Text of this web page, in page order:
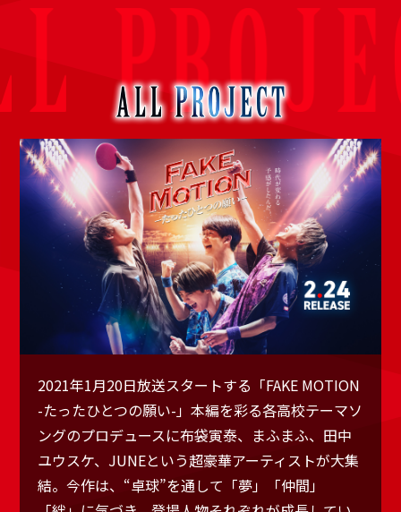
2021年1月20日放送スタートする「FAKE MOTION
-たったひとつの願い-」本編を彩る各高校テーマソ
ングのプロデュースに布袋寅泰、まふまふ、田中
ユウスケ、JUNEという超豪華アーティストが大集
結。今作は、“卓球”を通して「夢」「仲間」